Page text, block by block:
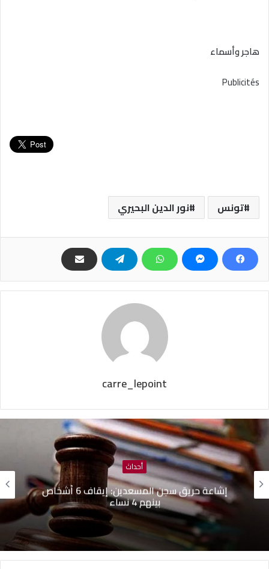
هاجر وأسماء
Publicités
تونس نور الدين البحيري
carre_lepoint
أحداث
إشاعة حريق سجن المسعدين: ‬إيقاف 6 أشخاص
بينهم 4 نساء